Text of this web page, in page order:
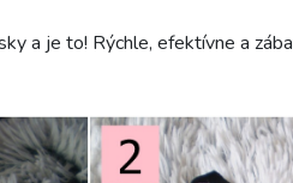
a je to! Rýchle, efektívne a